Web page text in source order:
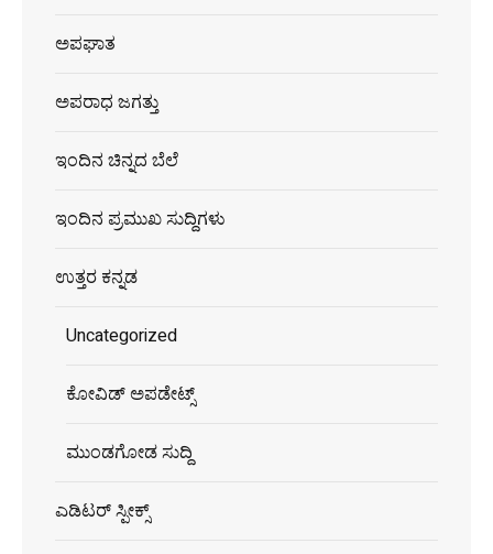
ಅಪಘಾತ
ಅಪರಾಧ ಜಗತ್ತು
ಇಂದಿನ ಚಿನ್ನದ ಬೆಲೆ
ಇಂದಿನ ಪ್ರಮುಖ ಸುದ್ದಿಗಳು
ಉತ್ತರ ಕನ್ನಡ
Uncategorized
ಕೋವಿಡ್ ಅಪಡೇಟ್ಸ್
ಮುಂಡಗೋಡ ಸುದ್ದಿ
ಎಡಿಟರ್ ಸ್ಪೀಕ್ಸ್